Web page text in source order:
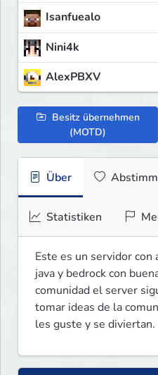
Isanfuealo
Nini4k
AlexPBXV
Besitz übernehmen
(MOTD)
Über
Statistiken
Este es un servidor con
java y bedrock con
comunidad el server
tomar ideas de la
les guste y se diviertan.